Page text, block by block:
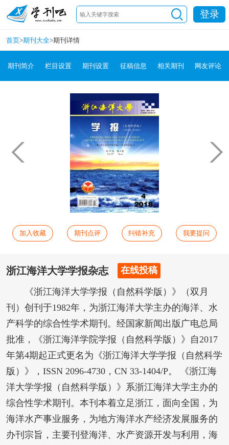
登录
首页>期刊大全>期刊详情
期刊简介 栏目设置 期刊设置 征稿信息 相关期刊 网友评论
加入收藏 期刊点评 纠错补充 我要提问
浙江海洋大学学报杂志 在线投稿
《浙江海洋大学学报（自然科学版）》（双月
刊）创刊于1982年，为浙江海洋大学主办的海洋、水
产科学的综合性学术期刊。经国家新闻出版广电总局
批准，《浙江海洋学院学报（自然科学版）》自2017
年第4期起正式更名为《浙江海洋大学学报（自然科学
版）》，ISSN 2096-4730，CN 33-1404/P。 《浙江海
洋大学学报（自然科学版）》系浙江海洋大学主办的
综合性学术期刊。本刊本着立足浙江，面向全国，为
海洋水产事业服务，为地方海洋水产经济发展服务的
办刊宗旨，主要刊登海洋、水产资源开发与利用，海